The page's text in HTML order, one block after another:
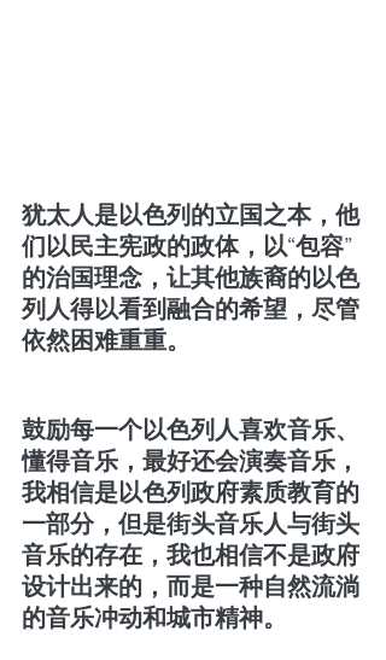
犹太人是以色列的立国之本，他
们以民主宪政的政体，以“包容”
的治国理念，让其他族裔的以色
列人得以看到融合的希望，尽管
依然困难重重。
鼓励每一个以色列人喜欢音乐、
懂得音乐，最好还会演奏音乐，
我相信是以色列政府素质教育的
一部分，但是街头音乐人与街头
音乐的存在，我也相信不是政府
设计出来的，而是一种自然流淌
的音乐冲动和城市精神。